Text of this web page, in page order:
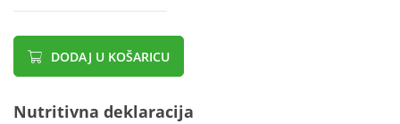
DODAJ U KOŠARICU
Nutritivna deklaracija